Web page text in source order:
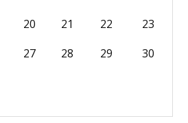
20 21 22
23
27 28 29
30